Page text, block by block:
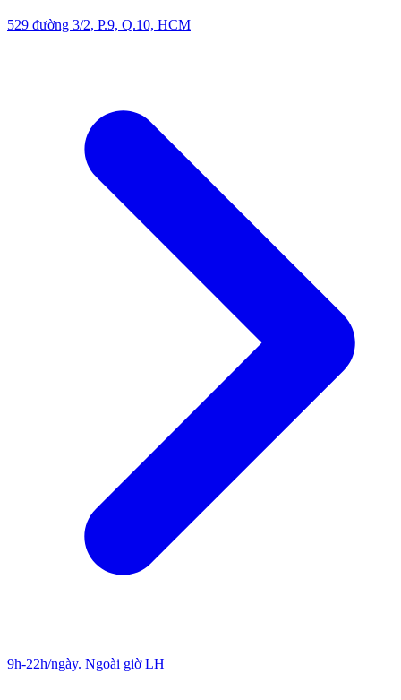
529 đường 3/2, P.9, Q.10, HCM
9h-22h/ngày. Ngoài giờ LH